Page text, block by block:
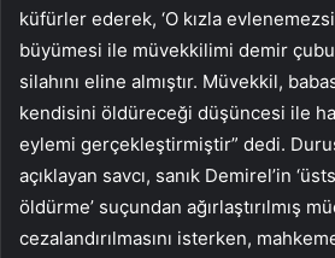
küfürler ederek, ‘O kızla
büyümesi ile müvekkilimi demir
silahını eline almıştır. Müvekkil,
kendisini öldüreceği düşüncesi ile
eylemi gerçekleştirmiştir” dedi.
açıklayan savcı, sanık Demirel’in
öldürme’ suçundan ağırlaştırılmış
cezalandırılmasını isterken,